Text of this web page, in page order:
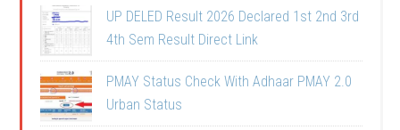
UP DELED Result 2026 Declared 1st 2nd 3rd
4th Sem Result Direct Link
PMAY Status Check With Adhaar PMAY 2.0
Urban Status